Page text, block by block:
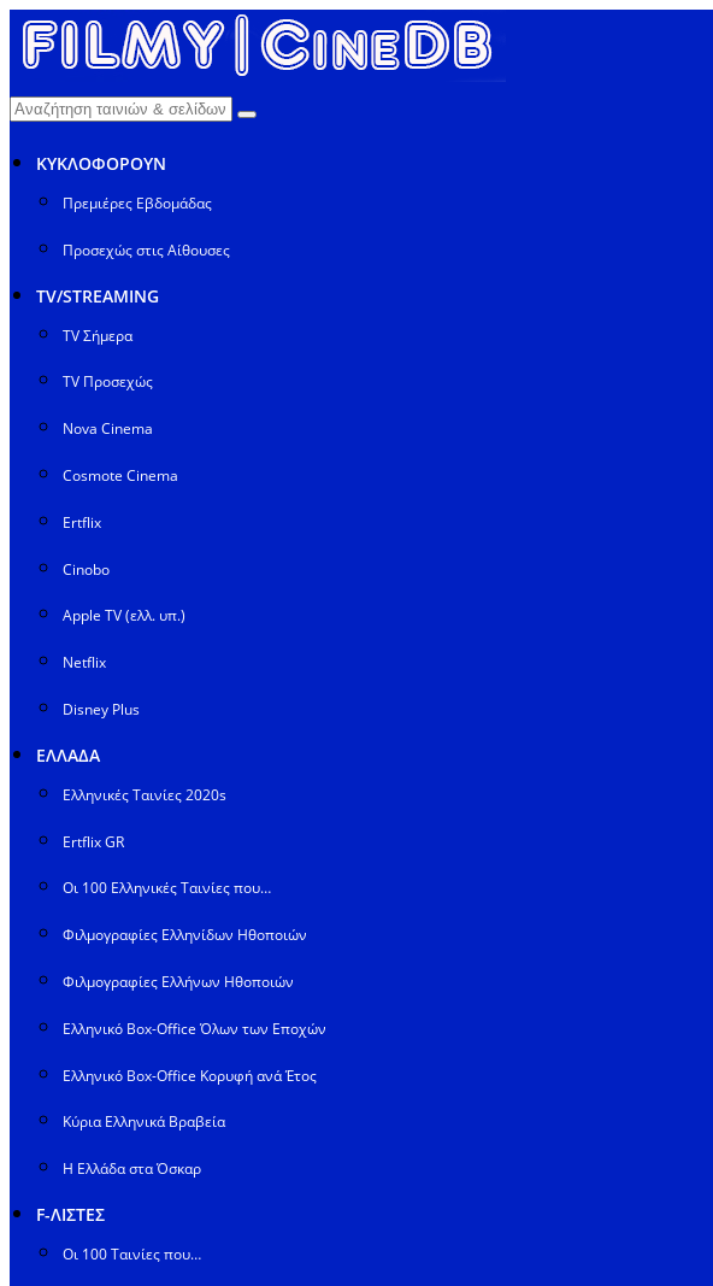
ΚΥΚΛΟΦΟΡΟΥΝ
Πρεμιέρες Εβδομάδας
Προσεχώς στις Αίθουσες
TV/STREAMING
TV Σήμερα
TV Προσεχώς
Nova Cinema
Cosmote Cinema
Ertflix
Cinobo
Apple TV (ελλ. υπ.)
Netflix
Disney Plus
ΕΛΛΑΔΑ
Ελληνικές Ταινίες 2020s
Ertflix GR
Οι 100 Ελληνικές Ταινίες που…
Φιλμογραφίες Ελληνίδων Ηθοποιών
Φιλμογραφίες Ελλήνων Ηθοποιών
Ελληνικό Box-Office Όλων των Εποχών
Ελληνικό Box-Office Κορυφή ανά Έτος
Κύρια Ελληνικά Βραβεία
Η Ελλάδα στα Όσκαρ
F-ΛΙΣΤΕΣ
Οι 100 Ταινίες που…